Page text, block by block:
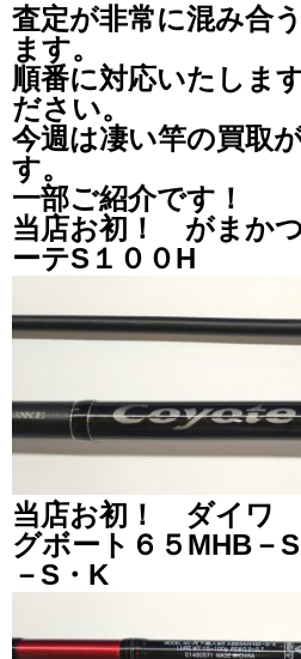
査定が非常に混み合
ます。
順番に対応いたしま
ださい。
今週は凄い竿の買取
す。
一部ご紹介です！
当店お初！ がまか
ーテS１００H
当店お初！ ダイワ
グボート６５MHB－
－S・K